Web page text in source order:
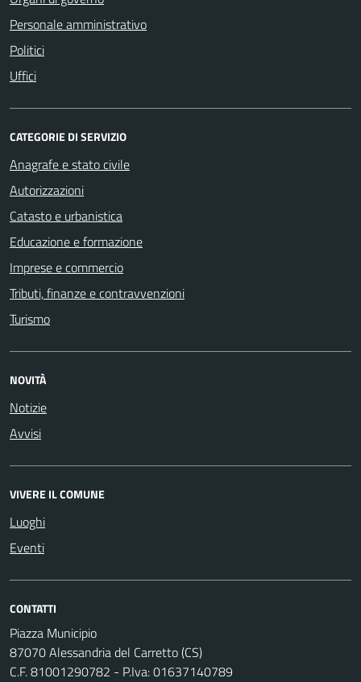
Personale amministrativo
Politici
Uffici
CATEGORIE DI SERVIZIO
Anagrafe e stato civile
Autorizzazioni
Catasto e urbanistica
Educazione e formazione
Imprese e commercio
Tributi, finanze e contravvenzioni
Turismo
NOVITÀ
Notizie
Avvisi
VIVERE IL COMUNE
Luoghi
Eventi
CONTATTI
Piazza Municipio
87070 Alessandria del Carretto (CS)
C.F. 81001290782 - P.Iva: 01637140789